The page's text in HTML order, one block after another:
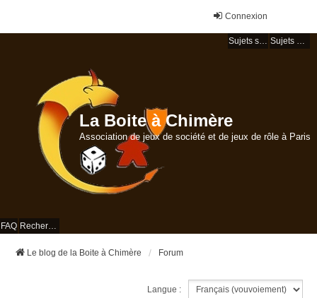
Connexion
Sujets sans réponse Sujets actifs
La Boite à Chimère
Association de jeux de société et de jeux de rôle à Paris
FAQ Rechercher
Le blog de la Boite à Chimère Forum
Langue :